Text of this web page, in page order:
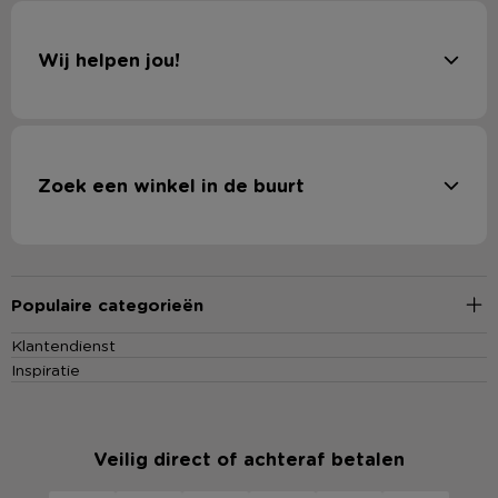
Wij helpen jou!
Zoek een winkel in de buurt
Populaire categorieën
Klantendienst
Inspiratie
Veilig direct of achteraf betalen